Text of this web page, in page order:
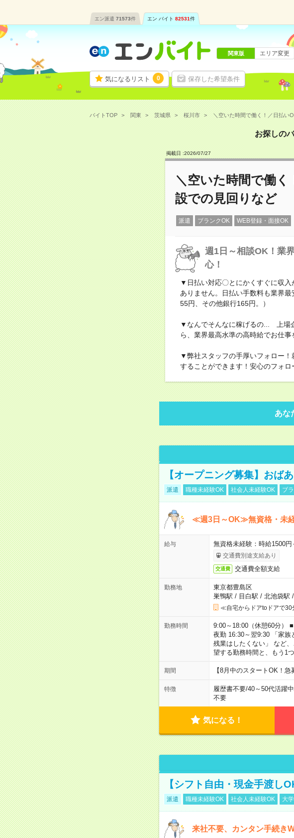
エン派遣 71573件 エン バイト 82531件
気になるリスト 0 保存した希望条件
関東版 エリア変更
バイトTOP 関東 茨城県 桜川市 ＼空いた時間で働く！／日払い
お探しの
掲載日 :2026/07/27
＼空いた時間で働
設での見回りなど
派遣 ブランクOK WEB登録・面接OK
週1日～相談OK！業
心！
▼日払い対応〇とにかくすぐに収
ありません。日払い手数料も業界
55円、その他銀行165円。）
▼なんでそんなに稼げるの... 上場
ら、業界最高水準の高時給でお仕事
▼弊社スタッフの手厚いフォロー
することができます！安心のフォロ
あな
【オープニング募集】おば
派遣 職種未経験OK 社会人未経験OK ブ
≪週3日～OK≫無資格・未経
給与 無資格未経験：時給1500
交通費別途支給あり
交通費 交通費全額支給
勤務地
東京都豊島区
巣鴨駅 / 目白駅 / 北池袋駅 /
≪自宅からドアtoドアで30
勤務時間
9:00～18:00（休憩60分）
夜勤 16:30～翌9:30 「家
残業はしたくない」 など
望する勤務時間と、もう1
期間 【8月中のスタートOK！
特徴 履歴書不要/40～50代活躍中
不要
気になる！
【シフト自由・現金手渡し
派遣 職種未経験OK 社会人未経験OK 大
来社不要、カンタン手続き